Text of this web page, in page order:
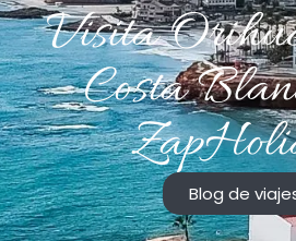
Visita
Costa
Blog de